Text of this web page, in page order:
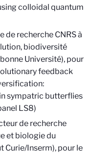
colloidal quantum
de recherche CNRS à
biodiversité
Université), pour
feedback
sympatric butterflies
LS8)
de recherche
et biologie du
Curie/Inserm), pour le